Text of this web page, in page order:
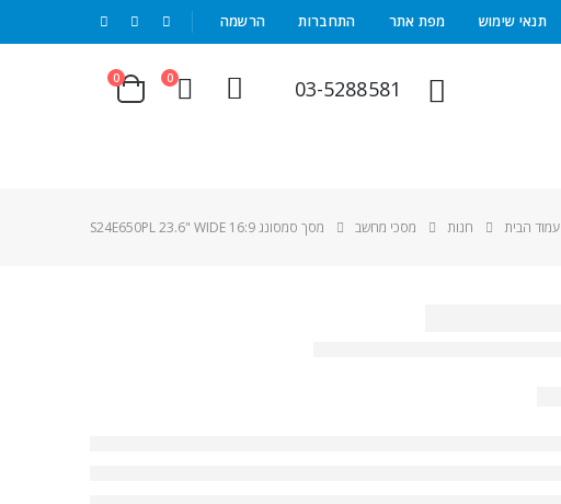
תנאי שימוש מפת אתר התחברות הרשמה |
03-5288581
0
0
עמוד הבית חנות מסכי מחשב מסך סמסונג S24E650PL 23.6" WIDE 16:9